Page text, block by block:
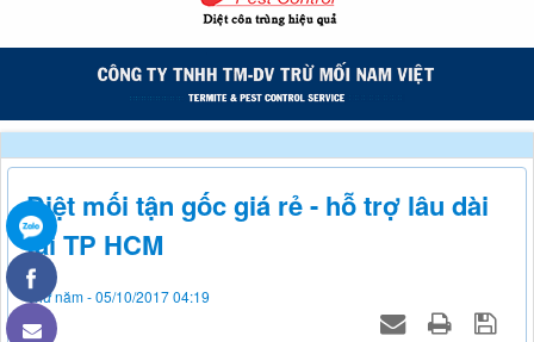
Diệt mối tận gốc giá rẻ - hỗ trợ lâu dài
tại TP HCM
Thứ năm - 05/10/2017 04:19